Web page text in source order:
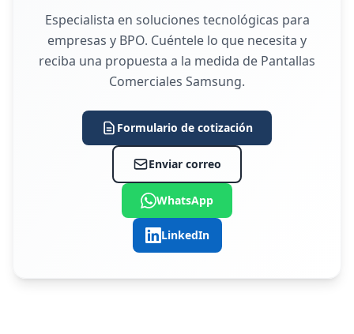
Especialista en soluciones tecnológicas para
empresas y BPO. Cuéntele lo que necesita y
reciba una propuesta a la medida de Pantallas
Comerciales Samsung.
Formulario de cotización
Enviar correo
WhatsApp
LinkedIn